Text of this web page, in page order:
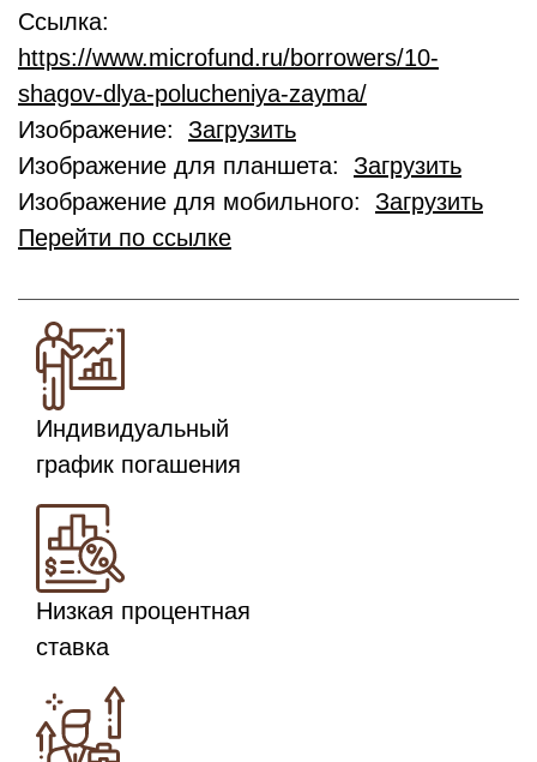
Ссылка:
https://www.microfund.ru/borrowers/10-
shagov-dlya-polucheniya-zayma/
Изображение: Загрузить
Изображение для планшета: Загрузить
Изображение для мобильного: Загрузить
Перейти по ссылке
Индивидуальный
график погашения
Низкая процентная
ставка